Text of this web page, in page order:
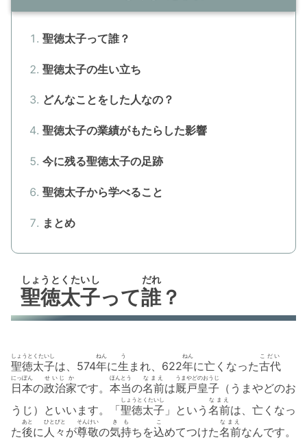
聖徳太子って誰？
聖徳太子の生い立ち
どんなことをした人なの？
聖徳太子の業績がもたらした影響
今に残る聖徳太子の足跡
聖徳太子から学べること
まとめ
聖徳太子
しょうとくたいし
って誰
だれ
？
聖徳太子
しょうとくたいし
は、574年
ねん
に生
う
まれ、622年
ねん
に亡 くなった古代
こだい
日本
にっぽん
の政治
せいじ
家
か
です。 本当
ほんとう
の名前
なまえ
は厩戸皇子
うまやどのおうじ
（うまやどのお
うじ）といいます。「聖徳太子
しょうとくたいし
」という 名前
なまえ
は、 亡 くなっ
た後
あと
に人々
ひとびと
が尊敬
そんけい
の気持
きも
ちを込
こ
めてつけた名前
なまえ
なんです。